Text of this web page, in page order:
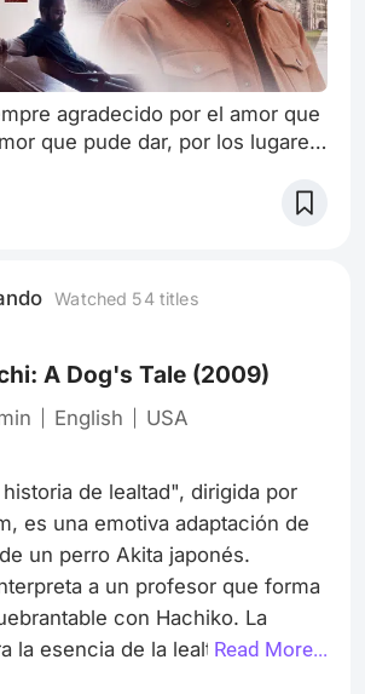
agradecido por el amor que
que pude dar, por los lugares
tuve la oportunidad de
filial y la cruda realidad de la
Unidos. Dirigida por Chiwetel
actúa e
Watched 54 titles
A Dog's Tale (2009)
English USA
de lealtad", dirigida por
es una emotiva adaptación de
un perro Akita japonés.
a un profesor que forma
con Hachiko. La
la esencia de la lealtad y el
provocando lágrimas con su
Read More...